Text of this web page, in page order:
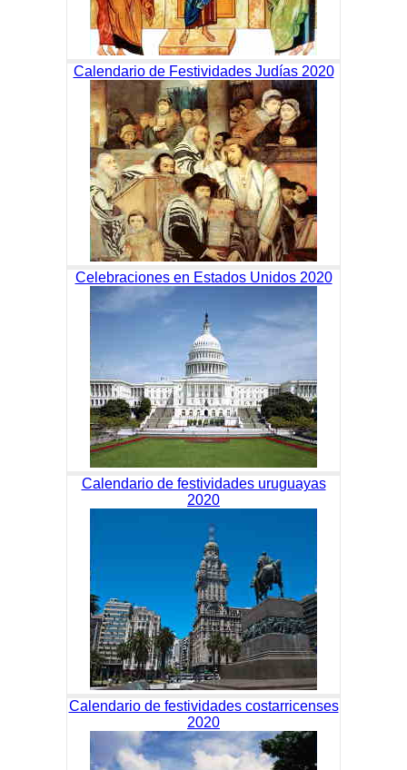
Calendario de Festividades Judías 2020
Celebraciones en Estados Unidos 2020
Calendario de festividades uruguayas
2020
Calendario de festividades costarricenses
2020